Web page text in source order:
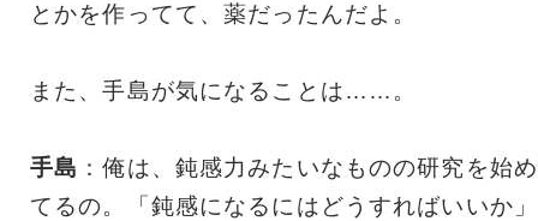
とかを作ってて、薬だったんだよ。
また、手島が気になることは……。
手島 ：俺は、鈍感力みたいなものの研究を始め
てるの。「鈍感になるにはどうすればいいか」